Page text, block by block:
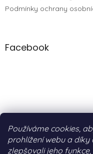
Používáme cookies,
prohlížení webu a
zlepšovali jeho
Podmínky ochrany
Facebook